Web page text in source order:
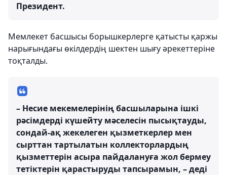
Президент.
Мемлекет басшысы борышкерлерге қатысты қаржы
нарығындағы өкілдердің шектен шығу әрекеттеріне
тоқталды.
– Несие мекемелерінің басшыларына ішкі
рәсімдерді күшейту мәселесін пысықтауды,
сондай-ақ жекелеген қызметкерлер мен
сырттан тартылатын коллекторлардың
қызметтерін асыра пайдалануға жол бермеу
тетіктерін қарастыруды тапсырамын, – деді